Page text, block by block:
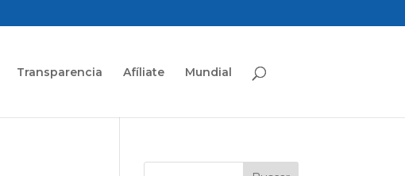
Transparencia Afíliate Mundial